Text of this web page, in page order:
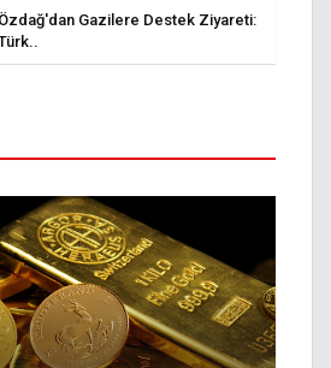
Özdağ'dan Gazilere Destek Ziyareti: